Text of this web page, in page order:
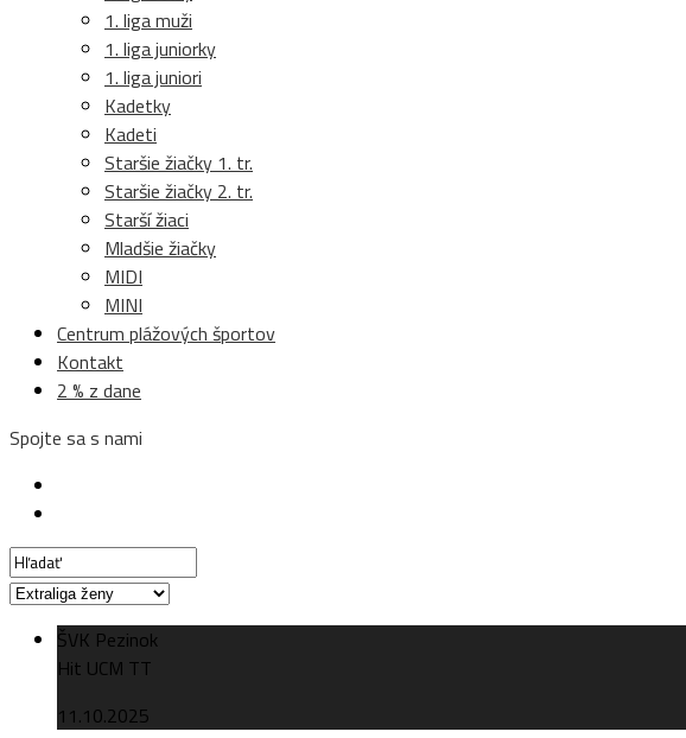
1. liga muži
1. liga juniorky
1. liga juniori
Kadetky
Kadeti
Staršie žiačky 1. tr.
Staršie žiačky 2. tr.
Starší žiaci
Mladšie žiačky
MIDI
MINI
Centrum plážových športov
Kontakt
2 % z dane
Spojte sa s nami
ŠVK Pezinok
Hit UCM TT
11.10.2025